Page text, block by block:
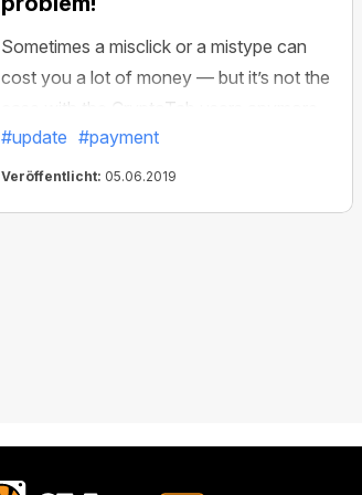
Sometimes a misclick or a mistype can
cost you a lot of money — but it’s not the
case with the CryptoTab users anymore.
Our all-mighty code wizards have just put
out an update which enables payment
#update #payment
Veröffentlicht: 05.06.2019